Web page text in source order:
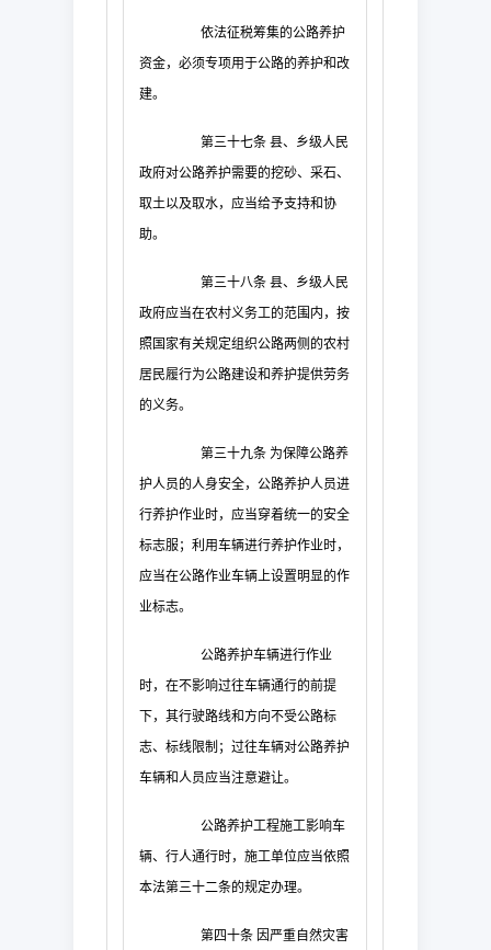
依法征税筹集的公路养护
资金，必须专项用于公路的养护和改
建。
第三十七条 县、乡级人民
政府对公路养护需要的挖砂、采石、
取土以及取水，应当给予支持和协
助。
第三十八条 县、乡级人民
政府应当在农村义务工的范围内，按
照国家有关规定组织公路两侧的农村
居民履行为公路建设和养护提供劳务
的义务。
第三十九条 为保障公路养
护人员的人身安全，公路养护人员进
行养护作业时，应当穿着统一的安全
标志服；利用车辆进行养护作业时，
应当在公路作业车辆上设置明显的作
业标志。
公路养护车辆进行作业
时，在不影响过往车辆通行的前提
下，其行驶路线和方向不受公路标
志、标线限制；过往车辆对公路养护
车辆和人员应当注意避让。
公路养护工程施工影响车
辆、行人通行时，施工单位应当依照
本法第三十二条的规定办理。
第四十条 因严重自然灾害